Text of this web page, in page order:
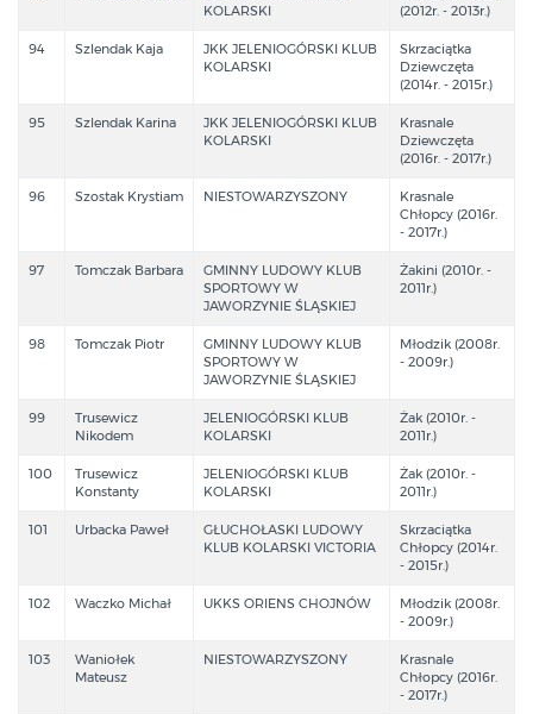
KOLARSKI
(2012r. - 2013r.)
94 Szlendak Kaja
JKK JELENIOGÓRSKI KLUB
KOLARSKI
Skrzaciątka
Dziewczęta
(2014r. - 2015r.)
95 Szlendak Karina
JKK JELENIOGÓRSKI KLUB
KOLARSKI
Krasnale
Dziewczęta
(2016r. - 2017r.)
96 Szostak Krystiam NIESTOWARZYSZONY
Krasnale
Chłopcy (2016r.
- 2017r.)
97 Tomczak Barbara
GMINNY LUDOWY KLUB
SPORTOWY W
JAWORZYNIE ŚLĄSKIEJ
Żakini (2010r. -
2011r.)
98 Tomczak Piotr
GMINNY LUDOWY KLUB
SPORTOWY W
JAWORZYNIE ŚLĄSKIEJ
Młodzik (2008r.
- 2009r.)
99
Trusewicz
Nikodem
JELENIOGÓRSKI KLUB
KOLARSKI
Żak (2010r. -
2011r.)
100
Trusewicz
Konstanty
JELENIOGÓRSKI KLUB
KOLARSKI
Żak (2010r. -
2011r.)
101 Urbacka Paweł
GŁUCHOŁASKI LUDOWY
KLUB KOLARSKI VICTORIA
Skrzaciątka
Chłopcy (2014r.
- 2015r.)
102 Waczko Michał UKKS ORIENS CHOJNÓW
Młodzik (2008r.
- 2009r.)
103
Waniołek
Mateusz
NIESTOWARZYSZONY
Krasnale
Chłopcy (2016r.
- 2017r.)